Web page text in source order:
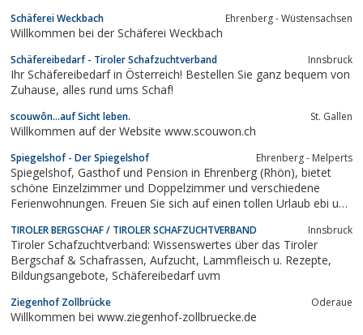
Schäferei Weckbach Ehrenberg - Wüstensachsen
Willkommen bei der Schäferei Weckbach
Schäfereibedarf - Tiroler Schafzuchtverband Innsbruck
Ihr Schäfereibedarf in Österreich! Bestellen Sie ganz bequem von
Zuhause, alles rund ums Schaf!
scouwôn...auf Sicht leben. St. Gallen
Willkommen auf der Website www.scouwon.ch
Spiegelshof - Der Spiegelshof Ehrenberg - Melperts
Spiegelshof, Gasthof und Pension in Ehrenberg (Rhön), bietet
schöne Einzelzimmer und Doppelzimmer und verschiedene
Ferienwohnungen. Freuen Sie sich auf einen tollen Urlaub ebi uns
TIROLER BERGSCHAF / TIROLER SCHAFZUCHTVERBAND Innsbruck
Tiroler Schafzuchtverband: Wissenswertes über das Tiroler
Bergschaf & Schafrassen, Aufzucht, Lammfleisch u. Rezepte,
Bildungsangebote, Schäfereibedarf uvm
Ziegenhof Zollbrücke Oderaue
Willkommen bei www.ziegenhof-zollbruecke.de